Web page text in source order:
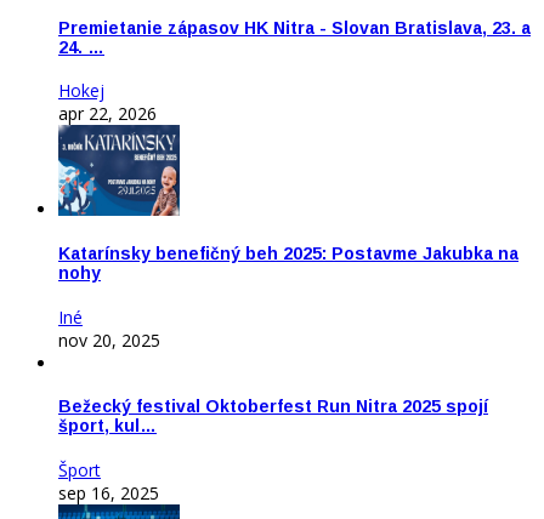
Premietanie zápasov HK Nitra - Slovan Bratislava, 23. a
24. …
Hokej
apr 22, 2026
Katarínsky benefičný beh 2025: Postavme Jakubka na
nohy
Iné
nov 20, 2025
Bežecký festival Oktoberfest Run Nitra 2025 spojí
šport, kul…
Šport
sep 16, 2025